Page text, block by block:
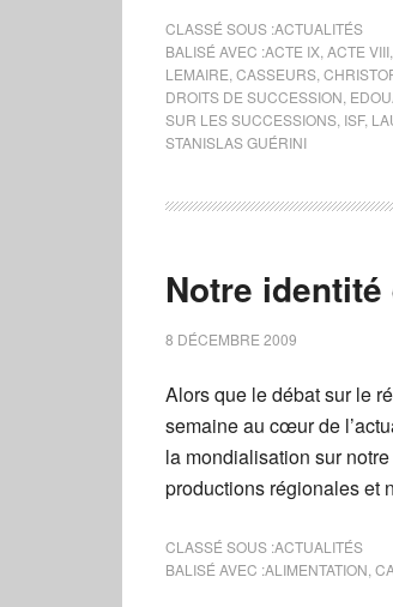
CLASSÉ SOUS :ACTUALITÉS
BALISÉ AVEC :ACTE IX ACTE VIII
LEMAIRE CASSEURS
DROITS DE SUCCESSION
SUR LES SUCCESSIONS ISF,
STANISLAS GUÉRINI
Notre
8 DÉCEMBRE 2009
Alors que le débat sur le
semaine au cœur de
la mondialisation sur
productions régionales et
CLASSÉ SOUS :ACTUALITÉS
BALISÉ AVEC :ALIMENTATION